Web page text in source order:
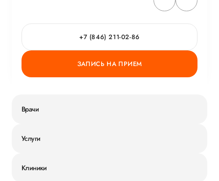
+7 (846) 211-02-86
ЗАПИСЬ НА ПРИЕМ
Врачи
Услуги
Клиники